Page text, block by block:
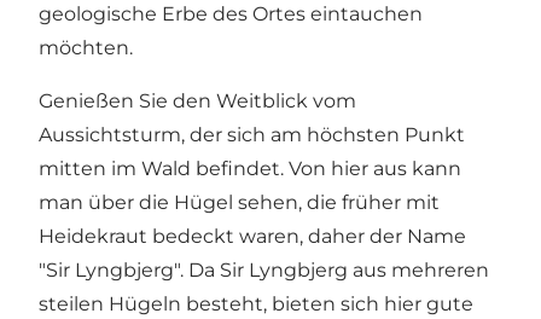
geologische Erbe des Ortes eintauchen
möchten.
Genießen Sie den Weitblick vom
Aussichtsturm, der sich am höchsten Punkt
mitten im Wald befindet. Von hier aus kann
man über die Hügel sehen, die früher mit
Heidekraut bedeckt waren, daher der Name
"Sir Lyngbjerg". Da Sir Lyngbjerg aus mehreren
steilen Hügeln besteht, bieten sich hier gute